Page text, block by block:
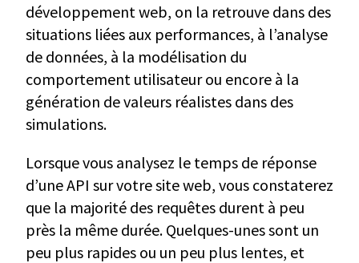
développement web, on la retrouve dans des
situations liées aux performances, à l’analyse
de données, à la modélisation du
comportement utilisateur ou encore à la
génération de valeurs réalistes dans des
simulations.
Lorsque vous analysez le temps de réponse
d’une API sur votre site web, vous constaterez
que la majorité des requêtes durent à peu
près la même durée. Quelques-unes sont un
peu plus rapides ou un peu plus lentes, et